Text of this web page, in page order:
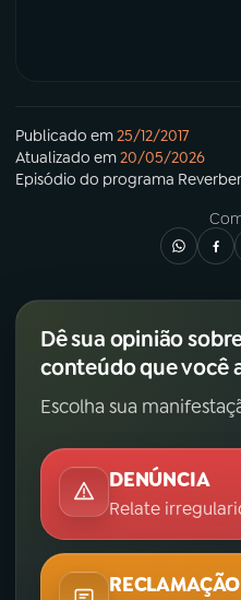
Publicado em25/12/2017
Atualizado em20/05/2026
Episódio do programa
Dê sua opinião
conteúdo que você
Escolha sua
DENÚNCIA
Relate
RECLAMAÇÃO